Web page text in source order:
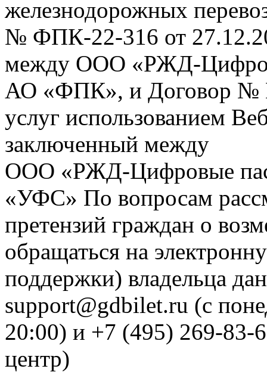
железнодорожных
№ ФПК-22-316 от
между ООО «РЖД-
АО «ФПК», и Договор №
услуг использованием
заключенный между
ООО «РЖД-Цифровые
«УФС» По вопросам
претензий граждан о
обращаться на
поддержки) владельца
support@gdbilet.ru (с
20:00) и +7 (495) 269-83-
центр)